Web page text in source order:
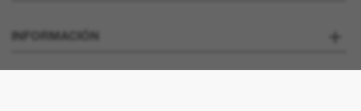
Sobre nosotros
INFORMACIÓN